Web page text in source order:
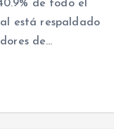
de todo el
está respaldado
de…